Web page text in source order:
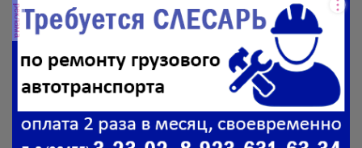
реклама